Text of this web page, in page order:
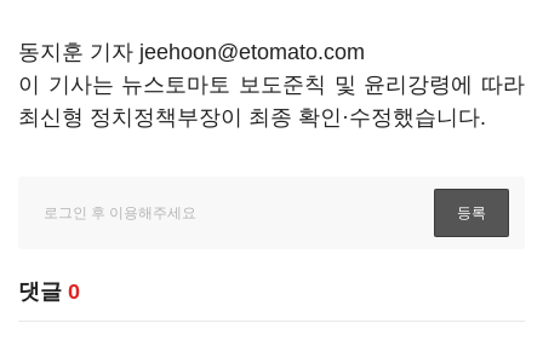
동지훈 기자 jeehoon@etomato.com
이 기사는 뉴스토마토 보도준칙 및 윤리강령에 따라
최신형 정치정책부장이 최종 확인·수정했습니다.
댓글 0